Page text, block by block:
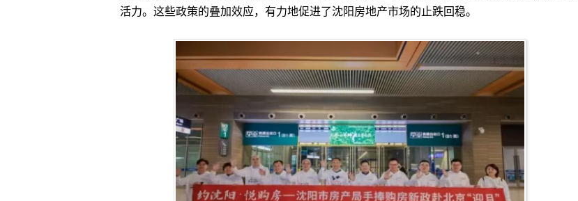
活力。这些政策的叠加效应，有力地促进了沈阳房地产市场的止跌回稳。